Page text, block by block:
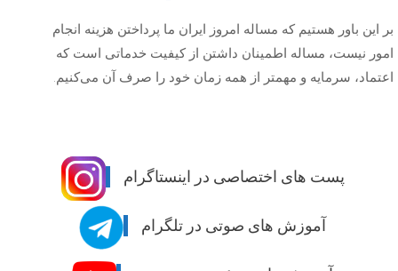
بر این باور هستیم که مساله امروز ایران ما پرداختن هزینه انجام
امور نیست، مساله اطمینان داشتن از کیفیت خدماتی است که
اعتماد، سرمایه و مهمتر از همه زمان خود را صرف آن می‌کنیم.
پست های اختصاصی در اینستاگرام
آموزش های صوتی در تلگرام